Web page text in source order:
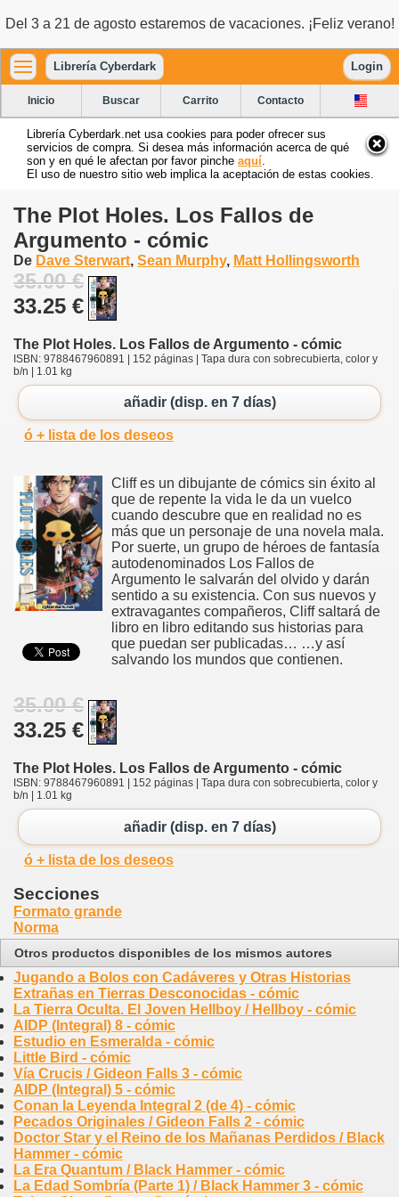
Del 3 a 21 de agosto estaremos de vacaciones. ¡Feliz verano!
Librería Cyberdark Login
Inicio Buscar Carrito Contacto
Librería Cyberdark.net usa cookies para poder ofrecer sus
servicios de compra. Si desea más información acerca de qué
son y en qué le afectan por favor pinche aquí
El uso de nuestro sitio web implica la aceptación de estas cookies.
The Plot Holes. Los Fallos de
Argumento - cómic
De Dave Sterwart, Sean Murphy, Matt Hollingsworth
35.00 €
33.25 €
The Plot Holes. Los Fallos de Argumento - cómic
ISBN: 9788467960891 | 152 páginas | Tapa dura con sobrecubierta, color y
b/n | 1.01 kg
añadir (disp. en 7 días)
ó + lista de los deseos
Cliff es un dibujante de cómics sin éxito al
que de repente la vida le da un vuelco
cuando descubre que en realidad no es
más que un personaje de una novela mala.
Por suerte, un grupo de héroes de fantasía
autodenominados Los Fallos de
Argumento le salvarán del olvido y darán
sentido a su existencia. Con sus nuevos y
extravagantes compañeros, Cliff saltará de
libro en libro editando sus historias para
que puedan ser publicadas… …y así
salvando los mundos que contienen.
35.00 €
33.25 €
The Plot Holes. Los Fallos de Argumento - cómic
ISBN: 9788467960891 | 152 páginas | Tapa dura con sobrecubierta, color y
b/n | 1.01 kg
añadir (disp. en 7 días)
ó + lista de los deseos
Secciones
Formato grande
Norma
Otros productos disponibles de los mismos autores
Jugando a Bolos con Cadáveres y Otras Historias
Extrañas en Tierras Desconocidas - cómic
La Tierra Oculta. El Joven Hellboy / Hellboy - cómic
AIDP (Integral) 8 - cómic
Estudio en Esmeralda - cómic
Little Bird - cómic
Vía Crucis / Gideon Falls 3 - cómic
AIDP (Integral) 5 - cómic
Conan la Leyenda Integral 2 (de 4) - cómic
Pecados Originales / Gideon Falls 2 - cómic
Doctor Star y el Reino de los Mañanas Perdidos / Black
Hammer - cómic
La Era Quantum / Black Hammer - cómic
La Edad Sombría (Parte 1) / Black Hammer 3 - cómic